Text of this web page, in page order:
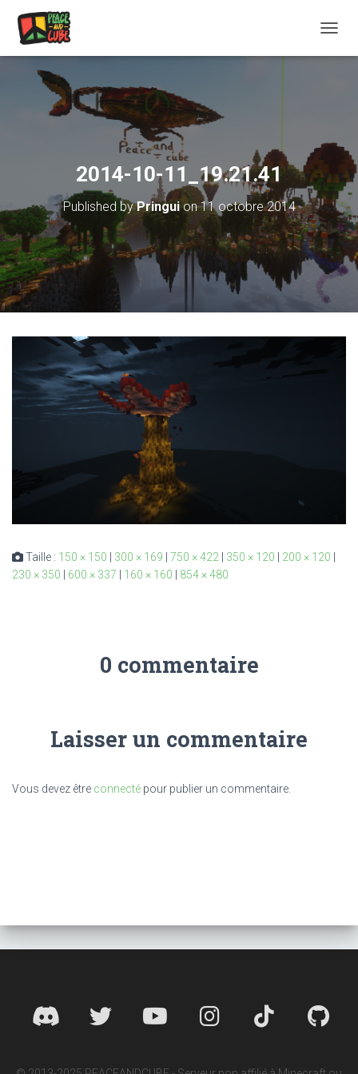
2014-10-11_19.21.41
Published byPringuion11 octobre 2014
Taille : 150 × 150 300 × 169 750 × 422 350 × 120 200 × 120
230 × 350
600 × 337 160 × 160 854 × 480
0 commentaire
Laisser un commentaire
Vous devez être connecté pour publier un commentaire.